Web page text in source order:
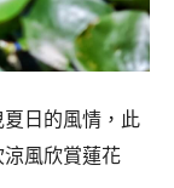
日的風情，此
風欣賞蓮花